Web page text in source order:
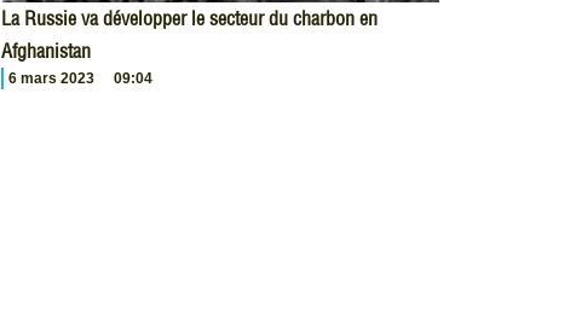
La Russie va développer le secteur du charbon en
Afghanistan
6 mars 2023 09:04